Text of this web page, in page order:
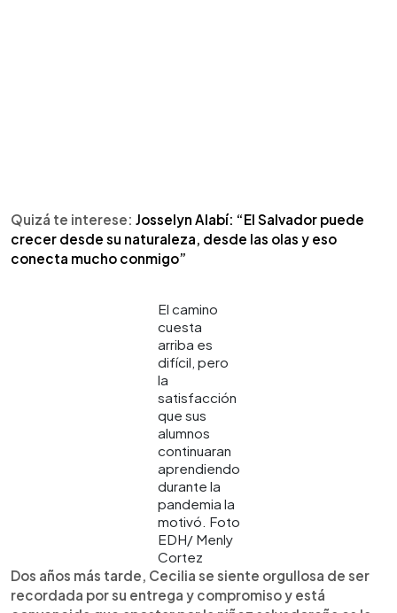
Quizá te interese: Josselyn Alabí: “El Salvador puede
crecer desde su naturaleza, desde las olas y eso
conecta mucho conmigo”
El camino
cuesta
arriba es
difícil, pero
la
satisfacción
que sus
alumnos
continuaran
aprendiendo
durante la
pandemia la
motivó. Foto
EDH/ Menly
Cortez
Dos años más tarde, Cecilia se siente orgullosa de ser
recordada por su entrega y compromiso y está